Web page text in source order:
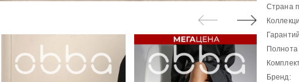
Страна
Полнота
Бренд: